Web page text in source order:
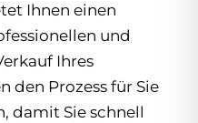
Ihnen einen
und
Ihres
den Prozess für Sie
damit Sie schnell